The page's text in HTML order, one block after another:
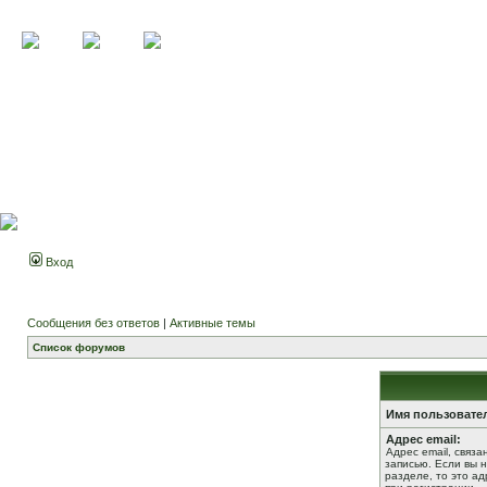
Вход
Сообщения без ответов | Активные темы
Список форумов
Имя
Адрес email:
Адрес email,
записью. Если вы
разделе, то это